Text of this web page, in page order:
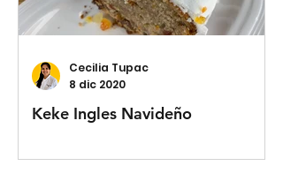
Keke Ingles Navideño
Cecilia Tupac
8 dic 2020